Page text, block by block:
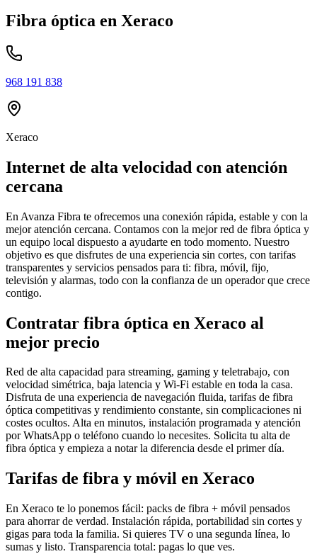
Fibra óptica en Xeraco
968 191 838
Xeraco
Internet de alta velocidad con atención
cercana
En Avanza Fibra te ofrecemos una conexión rápida, estable y con la
mejor atención cercana. Contamos con la mejor red de fibra óptica y
un equipo local dispuesto a ayudarte en todo momento. Nuestro
objetivo es que disfrutes de una experiencia sin cortes, con tarifas
transparentes y servicios pensados para ti: fibra, móvil, fijo,
televisión y alarmas, todo con la confianza de un operador que crece
contigo.
Contratar fibra óptica en Xeraco al
mejor precio
Red de alta capacidad para streaming, gaming y teletrabajo, con
velocidad simétrica, baja latencia y Wi-Fi estable en toda la casa.
Disfruta de una experiencia de navegación fluida, tarifas de fibra
óptica competitivas y rendimiento constante, sin complicaciones ni
costes ocultos. Alta en minutos, instalación programada y atención
por WhatsApp o teléfono cuando lo necesites. Solicita tu alta de
fibra óptica y empieza a notar la diferencia desde el primer día.
Tarifas de fibra y móvil en Xeraco
En Xeraco te lo ponemos fácil: packs de fibra + móvil pensados
para ahorrar de verdad. Instalación rápida, portabilidad sin cortes y
gigas para toda la familia. Si quieres TV o una segunda línea, lo
sumas y listo. Transparencia total: pagas lo que ves.